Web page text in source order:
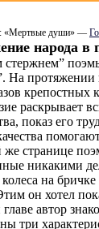
«Мертвые души» —
народа
На протяжении
крепостных
раскрывает
показ его
странице
никакими
колеса на
он хотел
автор
три